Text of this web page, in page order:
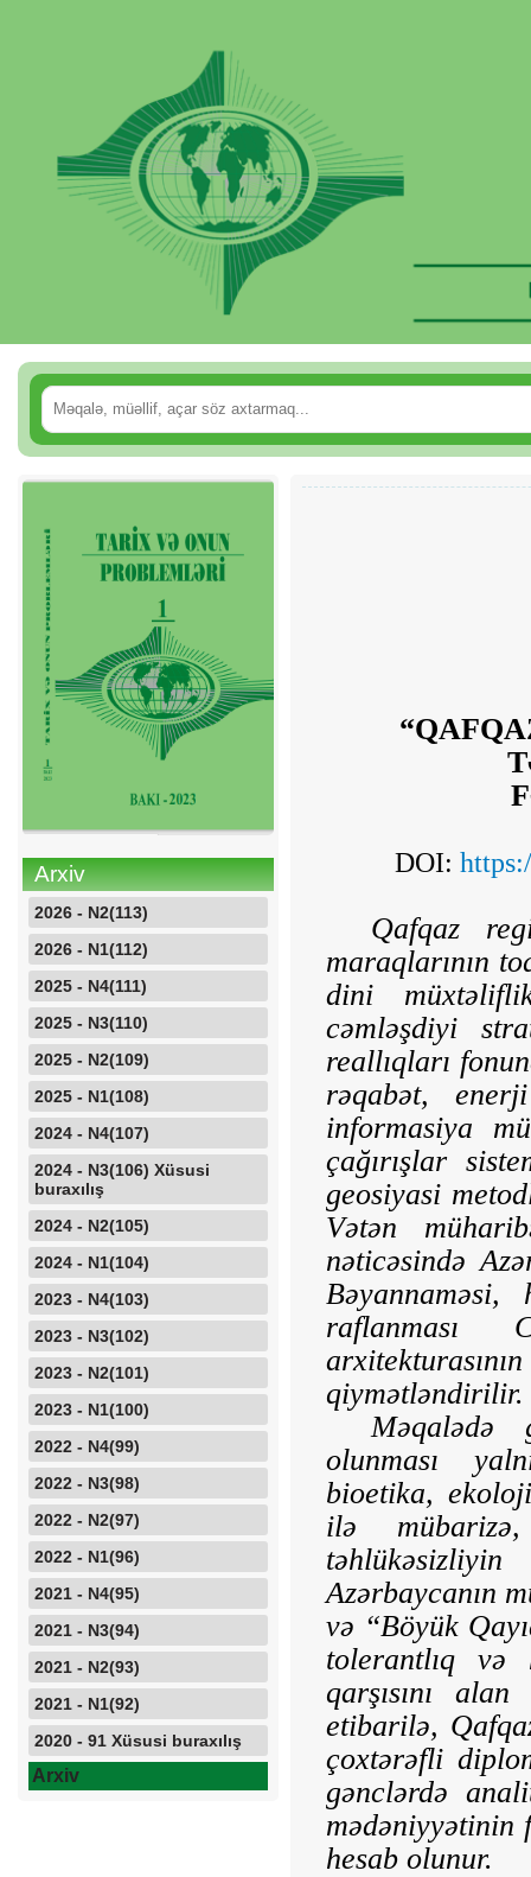
Arxiv
2026 - N2(113)
2026 - N1(112)
2025 - N4(111)
2025 - N3(110)
2025 - N2(109)
2025 - N1(108)
2024 - N4(107)
2024 - N3(106) Xüsusi
buraxılış
2024 - N2(105)
2024 - N1(104)
2023 - N4(103)
2023 - N3(102)
2023 - N2(101)
2023 - N1(100)
2022 - N4(99)
2022 - N3(98)
2022 - N2(97)
2022 - N1(96)
2021 - N4(95)
2021 - N3(94)
2021 - N2(93)
2021 - N1(92)
2020 - 91 Xüsusi buraxılış
Arxiv
DOI:
Qafqaz
maraqlarının
dini
cəmləşdiyi
reallıqları
rəqabət,
informasiya
çağırışlar
geosiyasi
Vətən
nəticəsində
raflanması
qiymətləndirilir.
Məqalədə
olunması
bioetika,
ilə
Azərbaycanın
və “Böyük
tolerantlıq və
qarşısını
etibarilə,
çoxtərəfli
gənclərdə
mədə­niyyətinin
hesab olunur.